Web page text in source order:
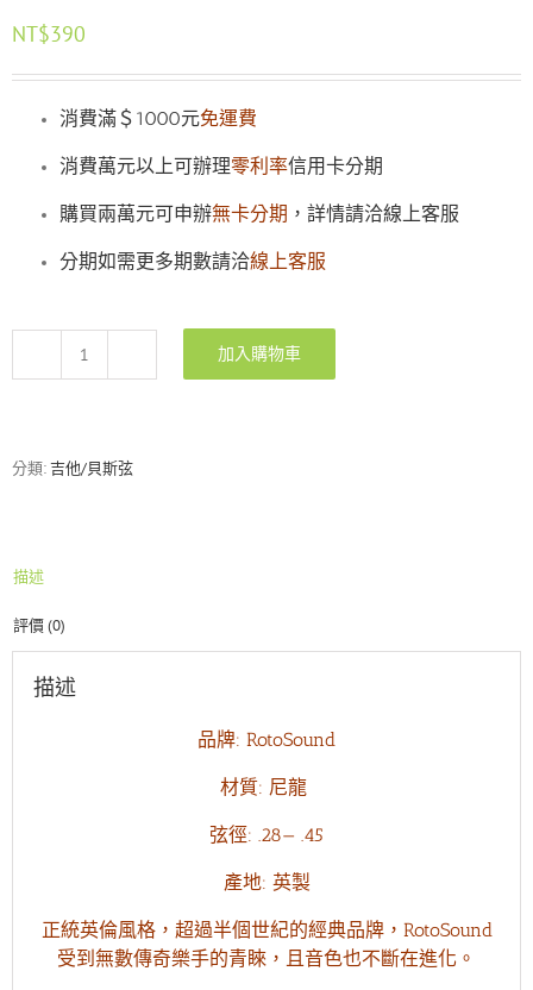
NT$390
消費滿＄1000元免運費
消費萬元以上可辦理零利率信用卡分期
購買兩萬元可申辦無卡分期 ，詳情請洽線上客服
分期如需更多期數請洽線上客服
RotoSound
古
典
力
加入購物車
分類:吉他/貝斯弦
描述
評價 (0)
描述
品牌: RotoSound
材質: 尼龍
弦徑: .28— .45
產地: 英製
正統英倫風格，超過半個世紀的經典品牌，RotoSound
受到無數傳奇樂手的青睞，且音色也不斷在進化。